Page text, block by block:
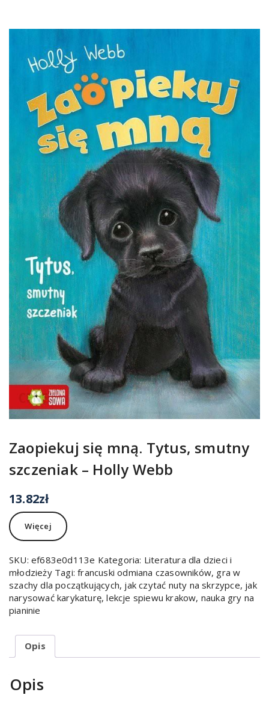
Zaopiekuj się mną. Tytus, smutny
szczeniak – Holly Webb
13.82zł
Więcej
SKU: ef683e0d113e Kategoria: Literatura dla dzieci i
młodzieży Tagi:francuski odmiana czasowników, gra w
szachy dla początkujących, jak czytać nuty na skrzypce, jak
narysować karykaturę,lekcje spiewu krakow, nauka gry na
pianinie
Opis
Opis